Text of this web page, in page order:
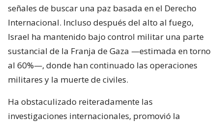
señales de buscar una paz basada en el Derecho
Internacional. Incluso después del alto al fuego,
Israel ha mantenido bajo control militar una parte
sustancial de la Franja de Gaza —estimada en torno
al 60%—, donde han continuado las operaciones
militares y la muerte de civiles.
Ha obstaculizado reiteradamente las
investigaciones internacionales, promovió la